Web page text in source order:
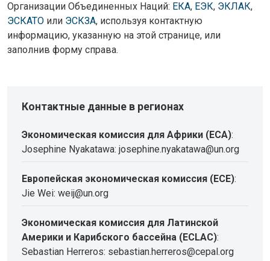
Организации Объединенных Наций: ЕКА, ЕЭК, ЭКЛАК,
ЭСКАТО или ЭСКЗА, используя контактную
информацию, указанную на этой странице, или
заполнив форму справа.
Контактные данные в регионах
Экономическая комиссия для Африки (ECA):
Josephine Nyakatawa: josephine.nyakatawa@un.org
Европейская экономическая комиссия (ECE):
Jie Wei: weij@un.org
Экономическая комиссия для Латинской
Америки и Карибского бассейна (ECLAC):
Sebastian Herreros: sebastian.herreros@cepal.org